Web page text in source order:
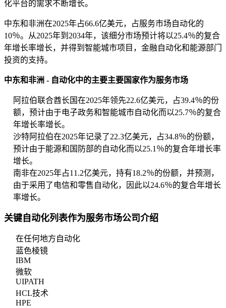
化平台的需求不断增长。
中东和非洲在2025年占66.6亿美元，占服务市场自动化的
10％。从2025年到2034年，该细分市场预计将以25.4％的复合
年增长率增长，并得到智能城市项目，金融自动化和能源部门
投资的支持。
中东和非洲 - 自动化中的主要主要国家作为服务市场
阿拉伯联合酋长国在2025年领先22.6亿美元，占39.4％的份
额，预计由于电子政务和智能城市自动化而以25.7％的复合
年增长率增长。
沙特阿拉伯在2025年记录了22.3亿美元，占34.8％的份额，
预计由于能源和国防部的自动化而以25.1％的复合年增长率
增长。
南非在2025年占11.2亿美元，持有18.2％的份额，并预测，
由于采用了电信和零售自动化，因此以24.6％的复合年增长
率增长。
关键自动化列表作为服务市场公司介绍
在任何地方自动化
蓝色棱镜
IBM
微软
UIPATH
HCL技术
HPE